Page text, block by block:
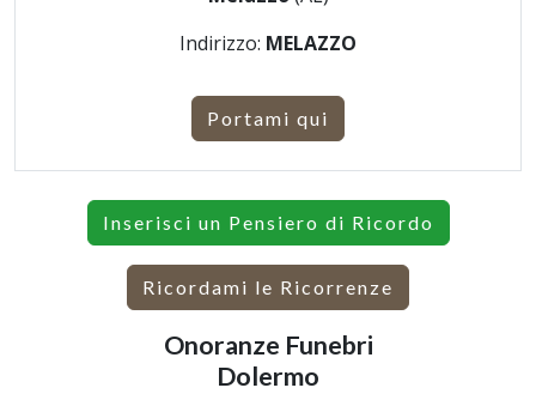
Indirizzo: MELAZZO
Portami qui
Inserisci un Pensiero di Ricordo
Ricordami le Ricorrenze
Onoranze Funebri
Dolermo